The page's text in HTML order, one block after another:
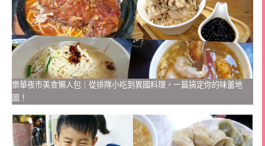
樂華夜市美食懶人包｜從排隊小吃到異國料理，一篇搞定你的味蕾地
圖！